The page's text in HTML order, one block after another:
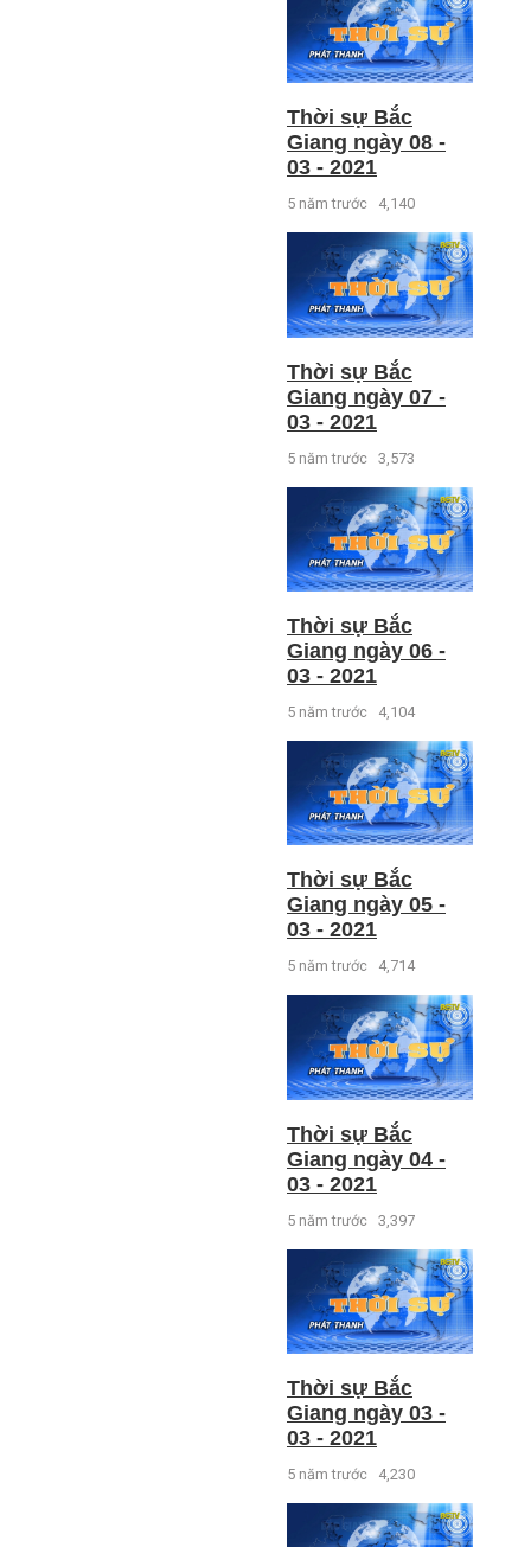
Thời sự Bắc
Giang ngày 08 -
03 - 2021
5 năm trước 4,140
Thời sự Bắc
Giang ngày 07 -
03 - 2021
5 năm trước 3,573
Thời sự Bắc
Giang ngày 06 -
03 - 2021
5 năm trước 4,104
Thời sự Bắc
Giang ngày 05 -
03 - 2021
5 năm trước 4,714
Thời sự Bắc
Giang ngày 04 -
03 - 2021
5 năm trước 3,397
Thời sự Bắc
Giang ngày 03 -
03 - 2021
5 năm trước 4,230